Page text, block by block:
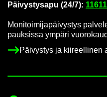
Päi­vys­tys­a­pu (24/7):
Mo­ni­toi­mi­ja­päi­vys­tys
pauk­sis­sa ym­pä­ri
Päi­vys­tys ja kii­reel­li­nen